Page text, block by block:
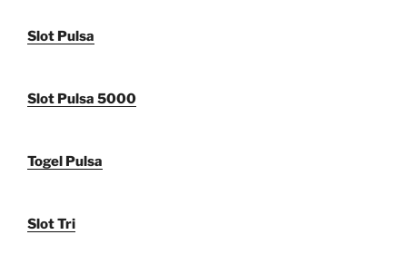
Slot Pulsa
Slot Pulsa 5000
Togel Pulsa
Slot Tri